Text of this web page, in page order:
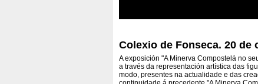
Colexio de Fonseca. 20 de
A exposición "A Minerva Compostelá no
a través da representación artística das
modo, presentes na actualidade e das